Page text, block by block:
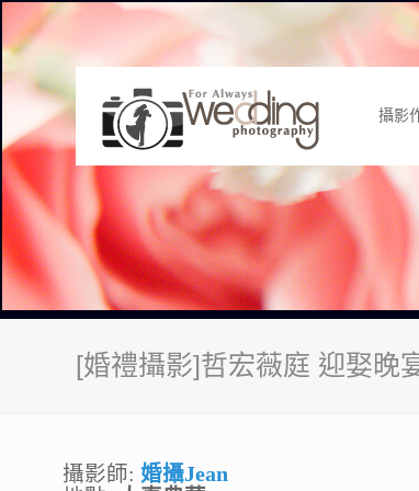
攝影
[婚禮攝影]哲宏薇庭 迎娶晚
攝影師: 婚攝Jean